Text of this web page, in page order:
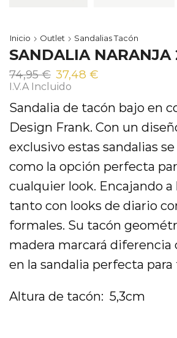
Inicio Outlet Sandalias Tacón
SANDALIA NARANJA
74,95€ El
precio
original
era:
74,95 €.
37,48 €
actual
es:
37,48 €.
I.V.A Incluido
Sandalia de tacón bajo en
Design Frank. Con un
exclusivo estas sandalias
como la opción perfecta
cualquier look. Encajando
tanto con looks de diario
formales. Su tacón
madera marcará
en la sandalia perfecta para
Altura de tacón: 5,3cm